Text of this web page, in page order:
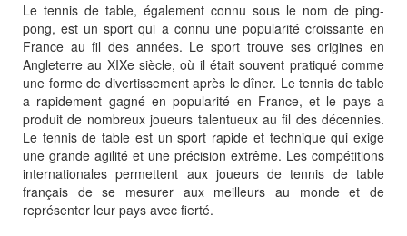
Le tennis de table, également connu sous le nom de ping-
pong, est un sport qui a connu une popularité croissante en
France au fil des années. Le sport trouve ses origines en
Angleterre au XIXe siècle, où il était souvent pratiqué comme
une forme de divertissement après le dîner. Le tennis de table
a rapidement gagné en popularité en France, et le pays a
produit de nombreux joueurs talentueux au fil des décennies.
Le tennis de table est un sport rapide et technique qui exige
une grande agilité et une précision extrême. Les compétitions
internationales permettent aux joueurs de tennis de table
français de se mesurer aux meilleurs au monde et de
représenter leur pays avec fierté.